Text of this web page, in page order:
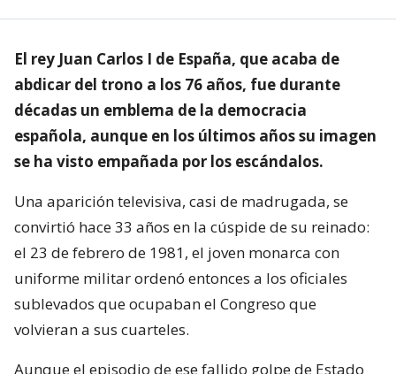
El rey Juan Carlos I de España, que acaba de
abdicar del trono a los 76 años, fue durante
décadas un emblema de la democracia
española, aunque en los últimos años su imagen
se ha visto empañada por los escándalos.
Una aparición televisiva, casi de madrugada, se
convirtió hace 33 años en la cúspide de su reinado:
el 23 de febrero de 1981, el joven monarca con
uniforme militar ordenó entonces a los oficiales
sublevados que ocupaban el Congreso que
volvieran a sus cuarteles.
Aunque el episodio de ese fallido golpe de Estado